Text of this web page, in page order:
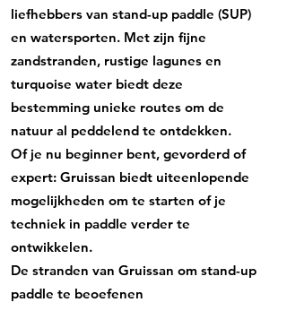
liefhebbers van stand-up paddle (SUP)
en watersporten. Met zijn fijne
zandstranden, rustige lagunes en
turquoise water biedt deze
bestemming unieke routes om de
natuur al peddelend te ontdekken.
Of je nu beginner bent, gevorderd of
expert: Gruissan biedt uiteenlopende
mogelijkheden om te starten of je
techniek in paddle verder te
ontwikkelen.
De stranden van Gruissan om stand-up
paddle te beoefenen